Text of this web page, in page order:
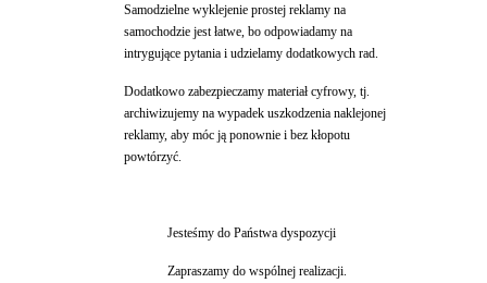
Samodzielne wyklejenie prostej reklamy na
samochodzie jest łatwe, bo odpowiadamy na
intrygujące pytania i udzielamy dodatkowych rad.
Dodatkowo zabezpieczamy materiał cyfrowy, tj.
archiwizujemy na wypadek uszkodzenia naklejonej
reklamy, aby móc ją ponownie i bez kłopotu
powtórzyć.
Jesteśmy do Państwa dyspozycji
Zapraszamy do wspólnej realizacji.